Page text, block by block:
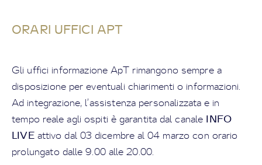
ORARI UFFICI APT
Gli uffici informazione ApT rimangono sempre a
disposizione per eventuali chiarimenti o informazioni.
Ad integrazione, l’assistenza personalizzata e in
tempo reale agli ospiti è garantita dal canale INFO
LIVEattivo dal 03 dicembre al 04 marzo con orario
prolungato dalle 9.00 alle 20.00.